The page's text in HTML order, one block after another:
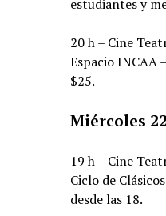
estudiantes y
20 h – Cine
Espacio INCAA
$25.
Miércoles
19 h – Cine
Ciclo de
desde las 18.